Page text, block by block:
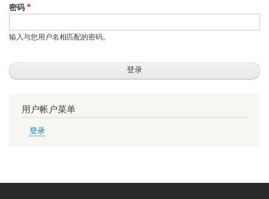
密码
输入与您用户名相匹配的密码。
用户帐户菜单
登录